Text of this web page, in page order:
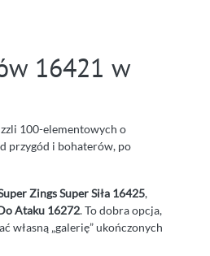
16421 w
100-elementowych o
przygód i bohaterów, po
Zings Super Siła 16425,
Ataku 16272. To dobra opcja,
własną „galerię” ukończonych